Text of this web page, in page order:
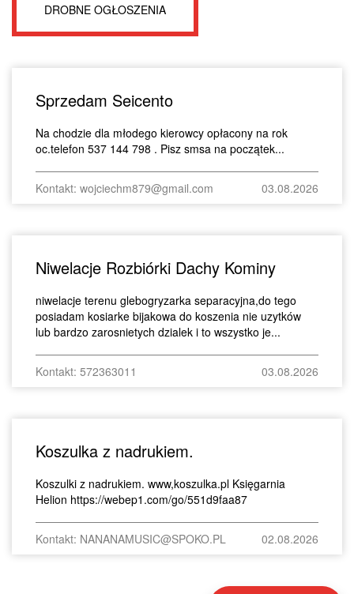
DROBNE OGŁOSZENIA
Sprzedam Seicento
Na chodzie dla młodego kierowcy opłacony na rok
oc.telefon 537 144 798 . Pisz smsa na początek...
Kontakt: wojciechm879@gmail.com 03.08.2026
Niwelacje Rozbiórki Dachy Kominy
niwelacje terenu glebogryzarka separacyjna,do tego
posiadam kosiarke bijakowa do koszenia nie uzytków
lub bardzo zarosnietych dzialek i to wszystko je...
Kontakt: 572363011 03.08.2026
Koszulka z nadrukiem.
Koszulki z nadrukiem. www,koszulka.pl Księgarnia
Helion https://webep1.com/go/551d9faa87
Kontakt: NANANAMUSIC@SPOKO.PL 02.08.2026